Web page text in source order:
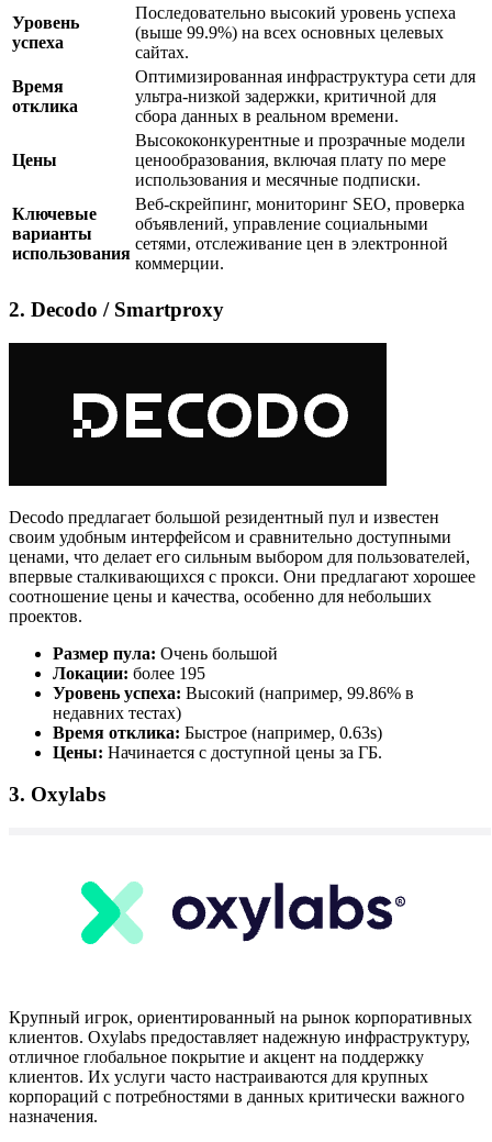
Уровень
успеха
Последовательно высокий уровень успеха
(выше 99.9%) на всех основных целевых
сайтах.
Время
отклика
Оптимизированная инфраструктура сети для
ультра-низкой задержки, критичной для
сбора данных в реальном времени.
Цены
Высококонкурентные и прозрачные модели
ценообразования, включая плату по мере
использования и месячные подписки.
Ключевые
варианты
использования
Веб-скрейпинг, мониторинг SEO, проверка
объявлений, управление социальными
сетями, отслеживание цен в электронной
коммерции.
2. Decodo / Smartproxy
Decodo предлагает большой резидентный пул и известен
своим удобным интерфейсом и сравнительно доступными
ценами, что делает его сильным выбором для пользователей,
впервые сталкивающихся с прокси. Они предлагают хорошее
соотношение цены и качества, особенно для небольших
проектов.
Размер пула: Очень большой
Локации: более 195
Уровень успеха: Высокий (например, 99.86% в
недавних тестах)
Время отклика: Быстрое (например, 0.63s)
Цены: Начинается с доступной цены за ГБ.
3. Oxylabs
Крупный игрок, ориентированный на рынок корпоративных
клиентов. Oxylabs предоставляет надежную инфраструктуру,
отличное глобальное покрытие и акцент на поддержку
клиентов. Их услуги часто настраиваются для крупных
корпораций с потребностями в данных критически важного
назначения.